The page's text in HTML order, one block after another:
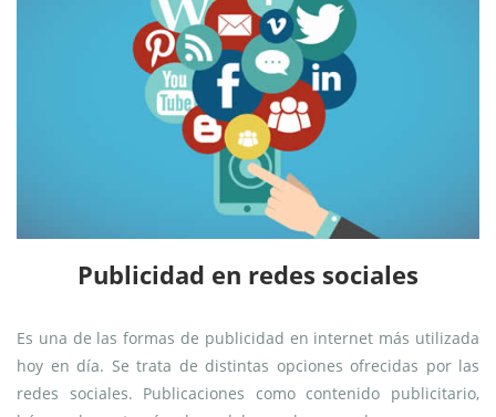
Publicidad en redes sociales
Es una de las formas de publicidad en internet más utilizada
hoy en día. Se trata de distintas opciones ofrecidas por las
redes sociales. Publicaciones como contenido publicitario,